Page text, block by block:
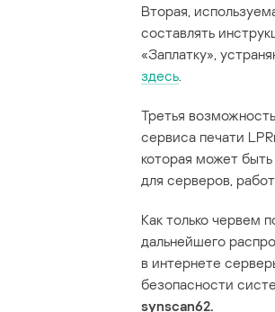
Вторая,
составлять
«Заплатку»,
здесь.
Третья
сервиса печати
которая может
для серверов,
Как только червем
дальнейшего
в интернете
безопасности
synscan62.